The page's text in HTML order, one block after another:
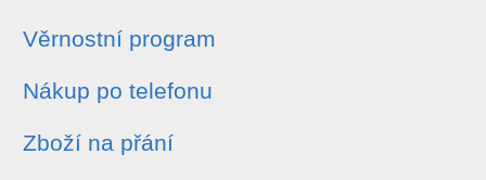
Věrnostní program
Nákup po telefonu
Zboží na přání